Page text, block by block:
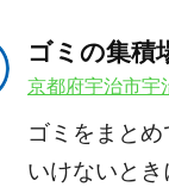
ゴミの集積
京都府宇治市宇
ゴミをまと
いけないと